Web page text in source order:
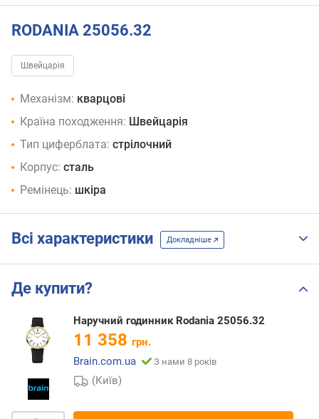
RODANIA 25056.32
Швейцарія
Механізм: кварцові
Країна походження: Швейцарія
Тип циферблата: стрілочний
Корпус: сталь
Ремінець: шкіра
Всі характеристики Докладніше
Де купити?
Наручний годинник Rodania 25056.32
11 358 грн.
Brain.com.ua
З нами 8 років
(Київ)